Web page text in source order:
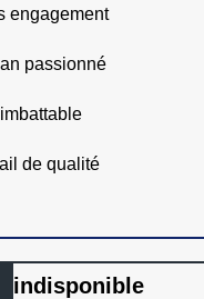
engagement
passionné
de qualité
indisponible